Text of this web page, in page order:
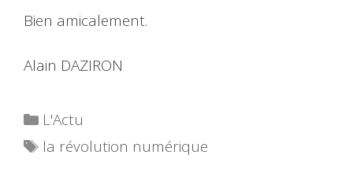
Bien amicalement.
Alain DAZIRON
Catégories
L'Actu
Étiquettes
la révolution numérique